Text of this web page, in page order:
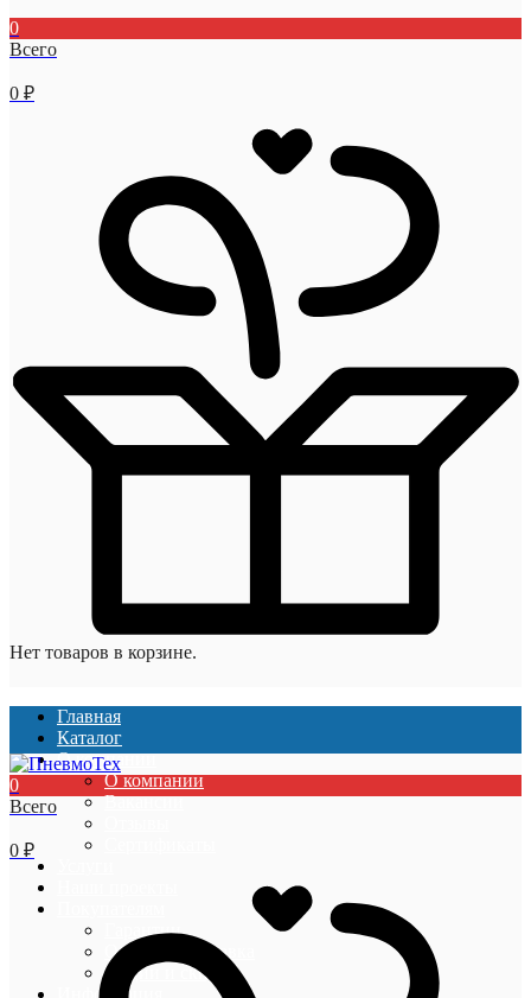
0
Всего
0 ₽
Нет товаров в корзине.
Главная
Каталог
О компании
О компании
Вакансии
Гарантии
Оплата и доставка
Акции и скидки
0
Всего
0 ₽